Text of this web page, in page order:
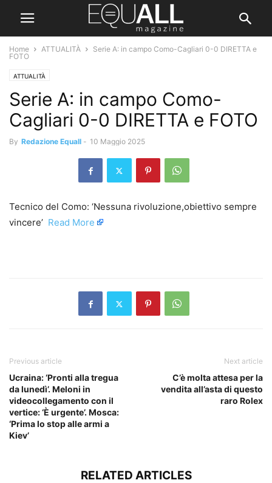
Home ATTUALITÀ
Serie A: in campo Como-Cagliari 0-0 DIRETTA e
FOTO
ATTUALITÀ
Serie A: in campo Como-
Cagliari 0-0 DIRETTA e FOTO
By Redazione Equall - 10 Maggio 2025
Tecnico del Como: ‘Nessuna rivoluzione,obiettivo sempre
vincere’ ​ Read More
Previous article
Ucraina: ‘Pronti alla tregua
da lunedì’. Meloni in
videocollegamento con il
vertice: ‘È urgente’. Mosca:
‘Prima lo stop alle armi a
Kiev’
Next article
C’è molta attesa per la
vendita all’asta di questo
raro Rolex
RELATED ARTICLES